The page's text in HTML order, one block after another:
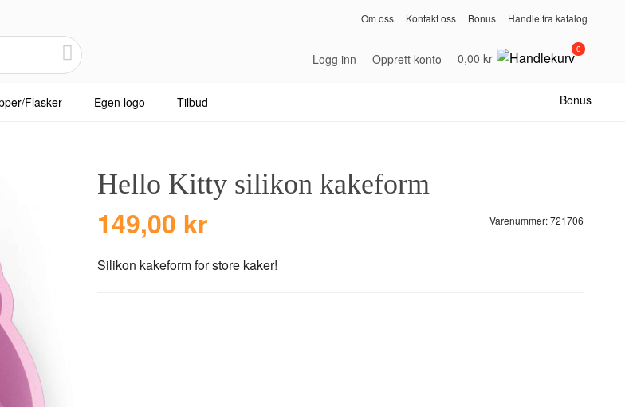
Om oss Kontakt oss Bonus Handle fra katalog
Logg inn Opprett konto 0,00 kr
0
Flasker Egen logo Tilbud Bonus
Hello Kitty silikon kakeform
149,00 kr Varenummer:721706
Silikon kakeform for store kaker!